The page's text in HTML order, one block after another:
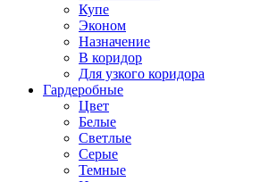
Купе
Эконом
Назначение
В коридор
Для узкого коридора
Гардеробные
Цвет
Белые
Светлые
Серые
Темные